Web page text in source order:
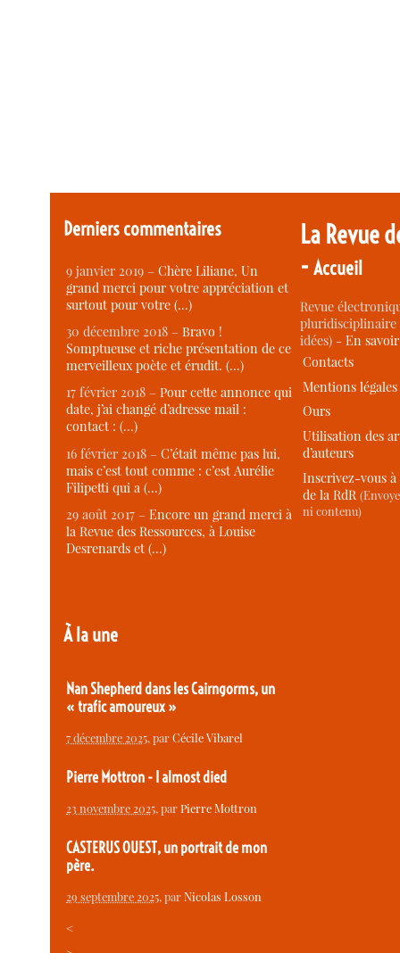
Derniers commentaires
9 janvier 2019 –Chère Liliane, Un
grand merci pour votre appréciation et
surtout pour votre (…)
30 décembre 2018 –Bravo !
Somptueuse et riche présentation de ce
merveilleux poète et érudit. (…)
17 février 2018 –Pour cette annonce qui
date, j’ai changé d’adresse mail :
contact : (…)
16 février 2018 –C’était même pas lui,
mais c’est tout comme : c’est Aurélie
Filipetti qui a (…)
29 août 2017 –Encore un grand merci à
la Revue des Ressources, à Louise
Desrenards et (…)
À la une
Nan Shepherd dans les Cairngorms, un
« trafic amoureux »
7 décembre 2025, parCécile Vibarel
Pierre Mottron - I almost died
23 novembre 2025, parPierre Mottron
CASTERUS OUEST, un portrait de mon
père.
29 septembre 2025, parNicolas Losson
<
La Revue
-Accueil
Revue
idées) -En
Contacts
Mentions légales
Ours
Utilisation des
d’auteurs
Inscrivez-vous
de la RdR
ni contenu)